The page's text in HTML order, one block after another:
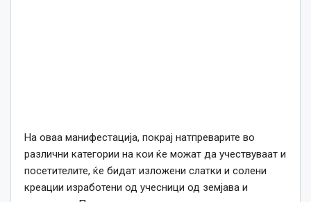
На оваа манифестација, покрај натпреварите во
различни категории на кои ќе можат да учествуваат и
посетителите, ќе бидат изложени слатки и солени
креации изработени од учесници од земјава и